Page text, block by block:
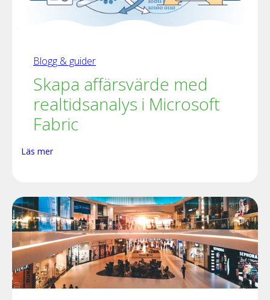
Blogg & guider
Skapa affärsvärde med
realtidsanalys i Microsoft
Fabric
Läs mer